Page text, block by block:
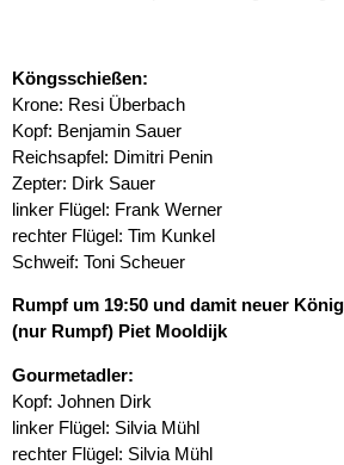
Köngsschießen:
Krone: Resi Überbach
Kopf: Benjamin Sauer
Reichsapfel: Dimitri Penin
Zepter: Dirk Sauer
linker Flügel: Frank Werner
rechter Flügel: Tim Kunkel
Schweif: Toni Scheuer
Rumpf um 19:50 und damit neuer
(nur Rumpf) Piet Mooldijk
Gourmetadler:
Kopf: Johnen Dirk
linker Flügel: Silvia Mühl
rechter Flügel: Silvia Mühl